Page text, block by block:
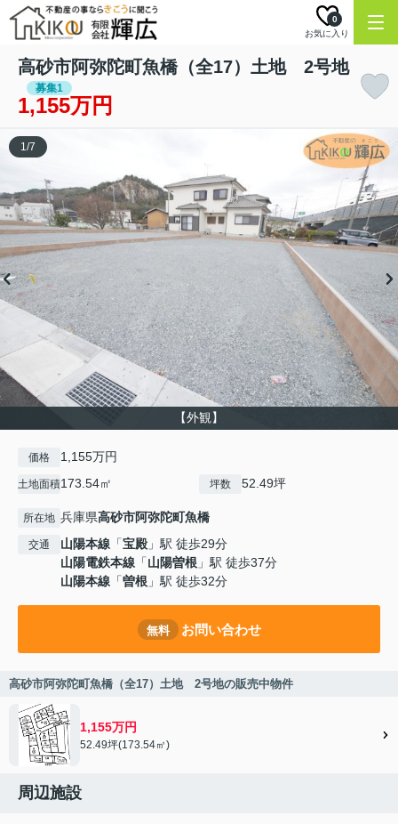
お気に入り
0
高砂市阿弥陀町魚橋（全17）土地 2号地
募集1
1,155万円
【外観】
1/7
価格 1,155万円
土地面積173.54㎡ 坪数 52.49坪
所在地 兵庫県高砂市阿弥陀町魚橋
交通 山陽本線 「宝殿 」駅 徒歩29分
山陽電鉄本線 「山陽曽根 」駅 徒歩37分
山陽本線 「曽根 」駅 徒歩32分
無料 お問い合わせ
高砂市阿弥陀町魚橋（全17）土地 2号地の販売中物件
1,155万円
52.49坪(173.54㎡)
周辺施設